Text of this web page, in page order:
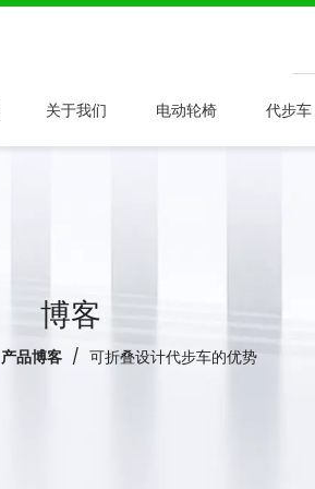
关于我们 电动轮椅 代步车
博客
产品博客 / 可折叠设计代步车的优势